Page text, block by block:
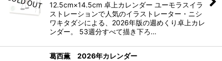
12.5cm×14.5cm 卓上カレンダー ユーモラスイラ
ストレーションで人気のイラストレーター・ニシ
ワキタダシによる、2026年版の週めくり卓上カレ
ンダー。 53週分すべて描き下ろ…
葛西薫 2026年カレンダー